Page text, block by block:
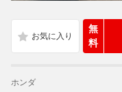
無
料
ホンダ